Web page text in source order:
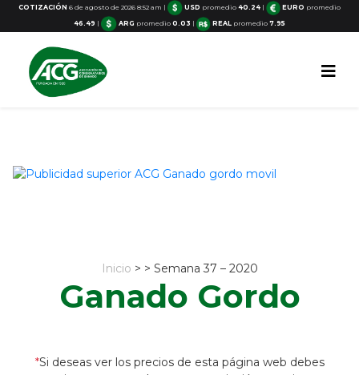
COTIZACIÓN 6 de agosto de 2026 8:52 am | USD promedio40.24 | EURO promedio
46.49 | ARG promedio 0.03 | REALpromedio 7.95
Inicio > > Semana 37 – 2020
Ganado Gordo
*Si deseas ver los precios de esta página web debes